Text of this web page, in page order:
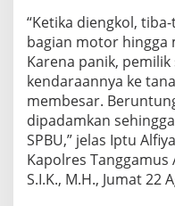
“Ketika diengkol,
bagian motor hingga
Karena panik,
kendaraannya ke
membesar.
dipadamkan
SPBU,” jelas Iptu
Kapolres Tanggamus
S.I.K., M.H., Jumat 22